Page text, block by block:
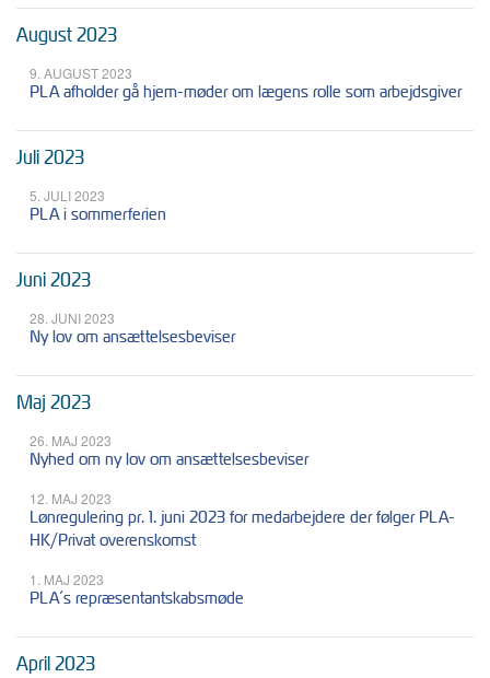
August 2023
9. AUGUST 2023
PLA afholder gå hjem-møder om lægens rolle som arbejdsgiver
Juli 2023
5. JULI 2023
PLA i sommerferien
Juni 2023
28. JUNI 2023
Ny lov om ansættelsesbeviser
Maj 2023
26. MAJ 2023
Nyhed om ny lov om ansættelsesbeviser
12. MAJ 2023
Lønregulering pr. 1. juni 2023 for medarbejdere der følger PLA-
HK/Privat overenskomst
1. MAJ 2023
PLA´s repræsentantskabsmøde
April 2023